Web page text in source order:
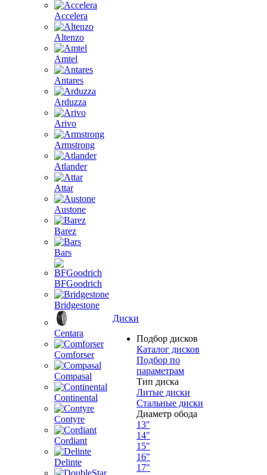
Accelera
Altenzo
Amtel
Antares
Arduzza
Arivo
Armstrong
Atlander
Attar
Austone
Barez
Bars
BFGoodrich
Bridgestone
Centara
Comforser
Compasal
Continental
Contyre
Cordiant
Delinte
Диски
Подбор дисков
Каталог дисков
Подбор по
параметрам
Тип диска
Литые диски
Стальные диски
Диаметр обода
13"
14"
15"
16"
17"